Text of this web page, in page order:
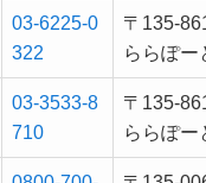
03-6225-0
322
〒135-
ららぽー
03-3533-8
710
〒135-
ららぽー